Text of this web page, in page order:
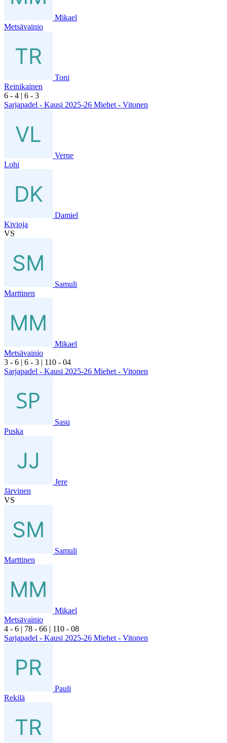
Mikael
Metsävainio
Toni
Reinikainen
6 - 4 | 6 - 3
Sarjapadel - Kausi 2025-26 Miehet - Vitonen
Verne
Lohi
Damiel
Kivioja
VS
Samuli
Marttinen
Mikael
Metsävainio
3 - 6 | 6 - 3 | 110 - 04
Sarjapadel - Kausi 2025-26 Miehet - Vitonen
Sasu
Puska
Jere
Järvinen
VS
Samuli
Marttinen
Mikael
Metsävainio
4 - 6 | 78 - 66 | 110 - 08
Sarjapadel - Kausi 2025-26 Miehet - Vitonen
Pauli
Rekilä